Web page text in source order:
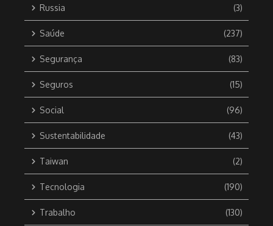
Russia (3)
Saúde (237)
Segurança (83)
Seguros (15)
Social (96)
Sustentabilidade (43)
Taiwan (2)
Tecnologia (190)
Trabalho (130)